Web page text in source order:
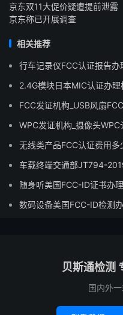
京东双11大促价疑遭提前泄露
京东称已开展调查
相关推荐
行车记录仪FCC认证报告办
2.4G模块日本MIC认证办
FCC发证机构_USB风扇
WPC发证机构_摄像头WPC
无线类产品FCC认证费用多
车载终端交通部JT794-
随身听美国FCC-ID证书办
数码设备美国FCC-ID检测
贝斯通检测
国内外一